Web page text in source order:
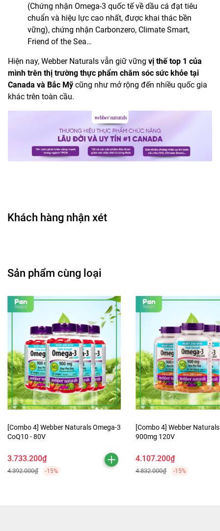
(Chứng nhận Omega-3 quốc tế về dầu cá đạt tiêu
chuẩn và hiệu lực cao nhất, được khai thác bền
vững), chứng nhận Carbonzero, Climate Smart,
Friend of the Sea…
Hiện nay, Webber Naturals vẫn giữ vững vị thế top 1 của
mình trên thị trường thực phẩm chăm sóc sức khỏe tại
Canada và Bắc Mỹ cũng như mở rộng đến nhiều quốc gia
khác trên toàn cầu.
Khách hàng nhận xét
Sản phẩm cùng loại
[Combo 4] Webber Naturals Omega-3
CoQ10 - 80V
3.733.200₫
4.392.000₫ -15%
[Combo 4] Webber Naturals Omega-
900mg 120V
4.107.200₫
4.832.000₫ -15%